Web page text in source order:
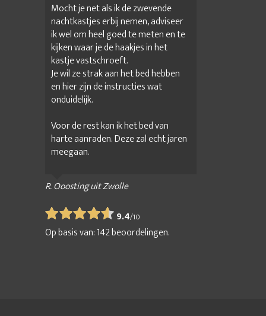
Mocht je net als ik de zwevende
nachtkastjes erbij nemen, adviseer
ik wel om heel goed te meten en te
kijken waar je de haakjes in het
kastje vastschroeft.
Je wil ze strak aan het bed hebben
en hier zijn de instructies wat
onduidelijk.
Voor de rest kan ik het bed van
harte aanraden. Deze zal echt jaren
meegaan.
R. Ooosting uit Zwolle
9.4/10
Op basis van:142beoordelingen.